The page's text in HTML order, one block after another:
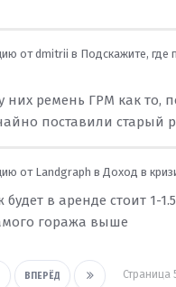
отdmitrii в Подскажите, где
них ремень ГРМ как то,
поставили старый
от Landgraph вДоход в
будет в аренде стоит 1-
гоража выше
ВПЕРЁД